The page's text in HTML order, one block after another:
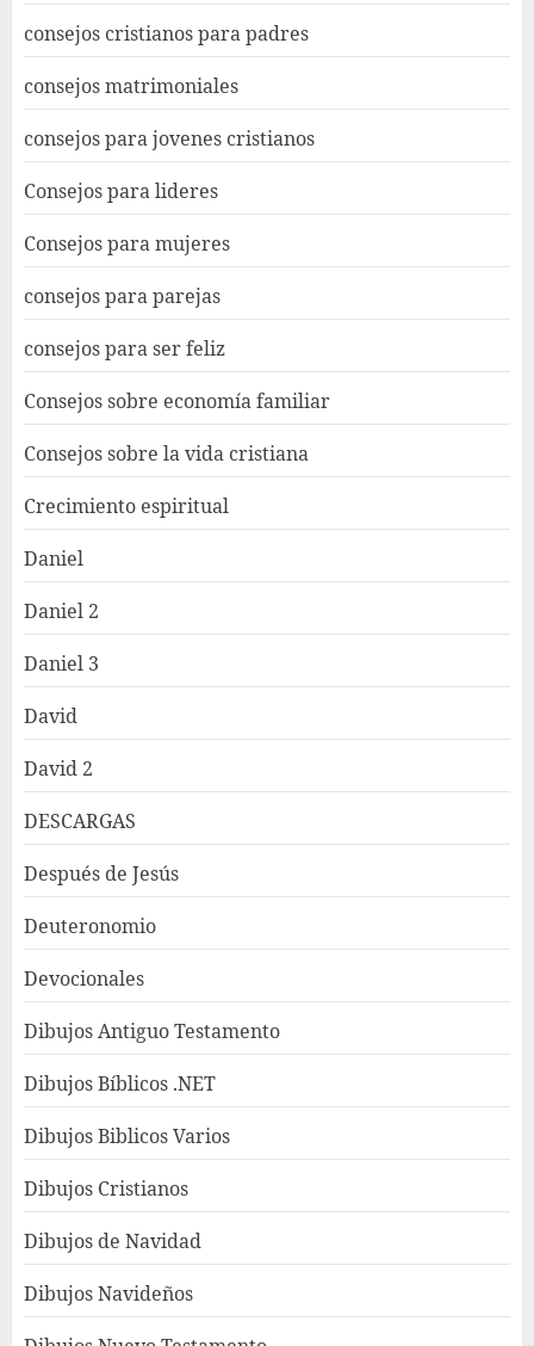
consejos cristianos para padres
consejos matrimoniales
consejos para jovenes cristianos
Consejos para lideres
Consejos para mujeres
consejos para parejas
consejos para ser feliz
Consejos sobre economía familiar
Consejos sobre la vida cristiana
Crecimiento espiritual
Daniel
Daniel 2
Daniel 3
David
David 2
DESCARGAS
Después de Jesús
Deuteronomio
Devocionales
Dibujos Antiguo Testamento
Dibujos Bíblicos .NET
Dibujos Biblicos Varios
Dibujos Cristianos
Dibujos de Navidad
Dibujos Navideños